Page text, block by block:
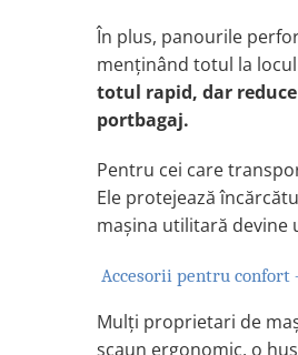
Lampi Stop, Semnalizare & Triple
Lampi Fata cu Bec & Semnalizare
Lampi Fata LED & Semnalizare
Lampi Spate LED & Triple
Seturi Lampi Spate Triple
Lumini de Zi, DRL
Proiectoare de lucru si marsarier
În plus, panourile
menţinând totul la
totul rapid, dar
portbagaj.
Pentru cei care
Ele protejează
maşina utilitară devine
Accesorii pentru
Mulţi proprietari de
scaun ergonomic, o